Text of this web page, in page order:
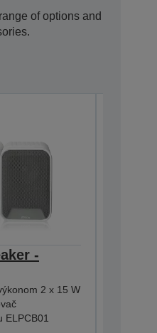
of options and
-
2 x 15 W
ELPCB01